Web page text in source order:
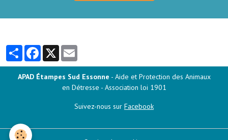
PartagerFacebook
X
APAD Étampes Sud Essonne - Aide et Protection des Animaux
en Détresse - Association loi 1901
Suivez-nous sur Facebook